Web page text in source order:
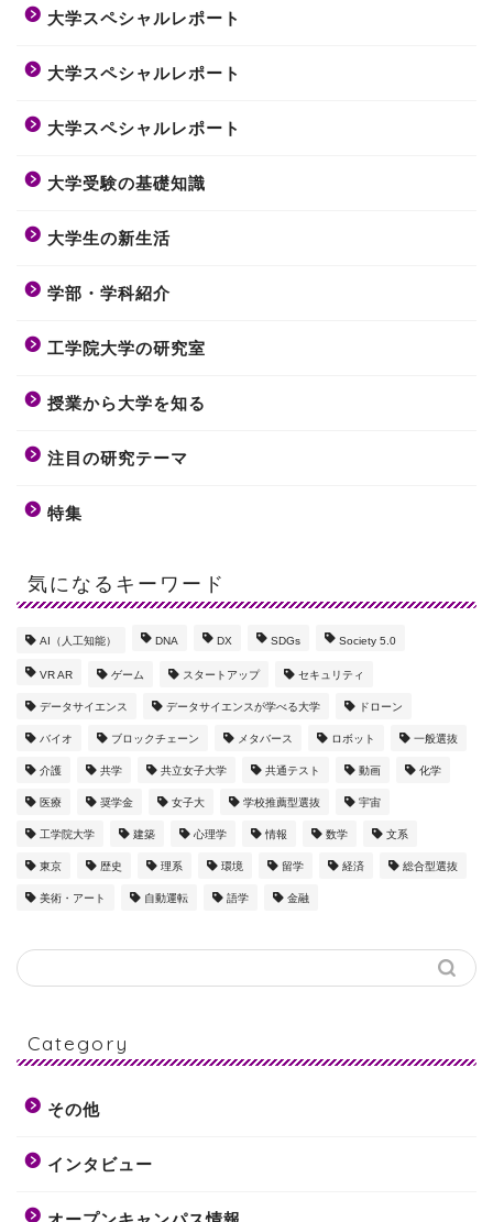
大学スペシャルレポート
大学スペシャルレポート
大学スペシャルレポート
大学受験の基礎知識
大学生の新生活
学部・学科紹介
工学院大学の研究室
授業から大学を知る
注目の研究テーマ
特集
気になるキーワード
AI（人工知能） DNA DX SDGs Society 5.0
VR AR ゲーム スタートアップ セキュリティ
データサイエンス データサイエンスが学べる大学 ドローン
バイオ ブロックチェーン メタバース ロボット 一般選抜
介護 共学 共立女子大学 共通テスト 動画 化学
医療 奨学金 女子大 学校推薦型選抜 宇宙
工学院大学 建築 心理学 情報 数学 文系
東京 歴史 理系 環境 留学 経済 総合型選抜
美術・アート 自動運転 語学 金融
Category
その他
インタビュー